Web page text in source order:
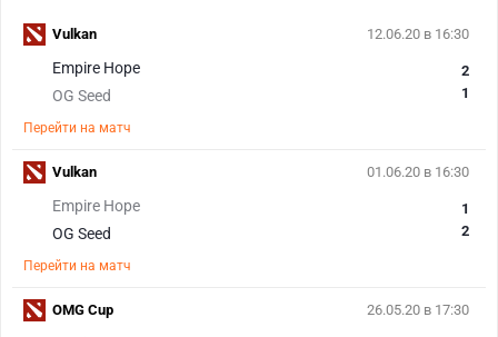
12.06.20 в 16:30
Empire Hope
OG Seed
2
1
Перейти на матч
Vulkan
01.06.20 в 16:30
Empire Hope
OG Seed
1
2
Перейти на матч
Vulkan
26.05.20 в 17:30
OMG Cup